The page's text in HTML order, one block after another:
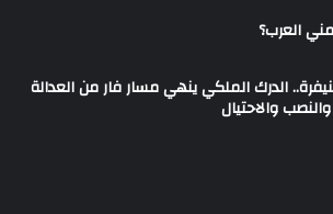
العرب؟
الدرك الملكي ينهي مسار فار من العدالة
والاحتيال